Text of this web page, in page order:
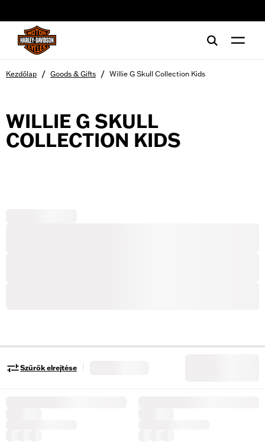
Kezdőlap / Goods & Gifts / Willie G Skull Collection Kids
WILLIE G SKULL
COLLECTION KIDS
Szűrők elrejtése